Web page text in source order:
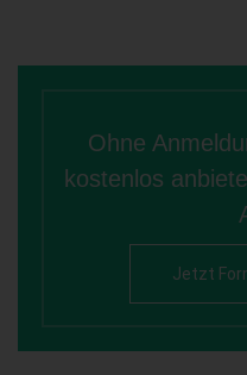
Ohne
kostenlos
Jetzt